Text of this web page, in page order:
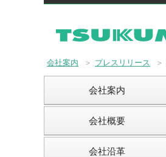
会社案内 ＞ プレスリリース ＞
会社案内
会社概要
会社沿革